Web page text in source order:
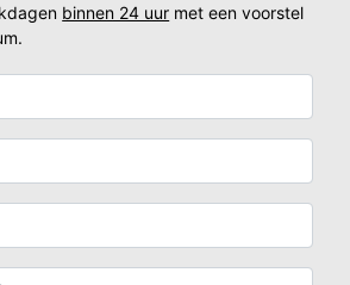
binnen 24 uur met een voorstel